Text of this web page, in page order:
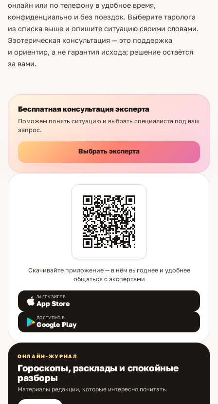
онлайн или по телефону в удобное время,
конфиденциально и без поездок. Выберите таролога
из списка выше и опишите ситуацию своими словами.
Эзотерическая консультация — это поддержка
и ориентир, а не гарантия исхода; решение остаётся
за вами.
Бесплатная консультация эксперта
Поможем понять ситуацию и выбрать специалиста под ваш
запрос.
Выбрать эксперта
Скачивайте приложение — в нём выгоднее и удобнее
общаться с экспертами
ЗАГРУЗИТЕ В
App Store
ДОСТУПНО В
Google Play
ОНЛАЙН-ЖУРНАЛ
Гороскопы, расклады и спокойные
разборы
Материалы редакции, которые интересно почитать.